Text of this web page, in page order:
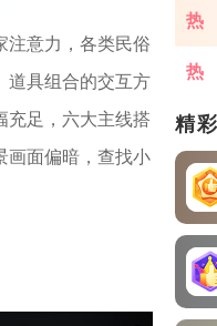
注意力，各类民俗
道具组合的交互方
充足，六大主线搭
画面偏暗，查找小
精